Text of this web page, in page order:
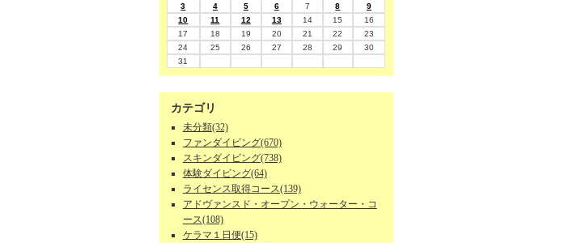
3
4 5 6 7 8
9
10
11 12 13 14 15
16
17
18 19 20 21 22
23
24
25 26 27 28 29
30
31
カテゴリ
未分類(32)
ファンダイビング(670)
スキンダイビング(738)
体験ダイビング(64)
ライセンス取得コース(139)
アドヴァンスド・オープン・ウォーター・コ
ース(108)
ケラマ１日便(15)